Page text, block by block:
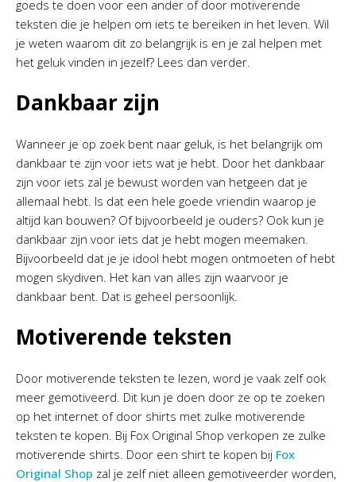
goeds te doen voor een ander of door motiverende
teksten die je helpen om iets te bereiken in het leven. Wil
je weten waarom dit zo belangrijk is en je zal helpen met
het geluk vinden in jezelf? Lees dan verder.
Dankbaar zijn
Wanneer je op zoek bent naar geluk, is het belangrijk om
dankbaar te zijn voor iets wat je hebt. Door het dankbaar
zijn voor iets zal je bewust worden van hetgeen dat je
allemaal hebt. Is dat een hele goede vriendin waarop je
altijd kan bouwen? Of bijvoorbeeld je ouders? Ook kun je
dankbaar zijn voor iets dat je hebt mogen meemaken.
Bijvoorbeeld dat je je idool hebt mogen ontmoeten of hebt
mogen skydiven. Het kan van alles zijn waarvoor je
dankbaar bent. Dat is geheel persoonlijk.
Motiverende teksten
Door motiverende teksten te lezen, word je vaak zelf ook
meer gemotiveerd. Dit kun je doen door ze op te zoeken
op het internet of door shirts met zulke motiverende
teksten te kopen. Bij Fox Original Shop verkopen ze zulke
motiverende shirts. Door een shirt te kopen bij Fox
Original Shop zal je zelf niet alleen gemotiveerder worden,